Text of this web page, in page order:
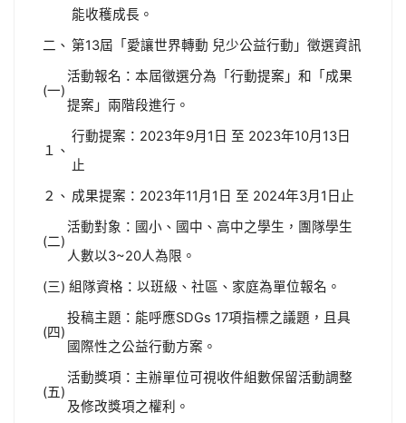
能收穫成長。
二、 第13屆「愛讓世界轉動 兒少公益行動」徵選資訊
(一)
活動報名：本屆徵選分為「行動提案」和「成果
提案」兩階段進行。
１、
行動提案：2023年9月1日 至 2023年10月13日
止
２、 成果提案：2023年11月1日 至 2024年3月1日止
(二)
活動對象：國小、國中、高中之學生，團隊學生
人數以3~20人為限。
(三) 組隊資格：以班級、社區、家庭為單位報名。
(四)
投稿主題：能呼應SDGs 17項指標之議題，且具
國際性之公益行動方案。
(五)
活動獎項：主辦單位可視收件組數保留活動調整
及修改獎項之權利。